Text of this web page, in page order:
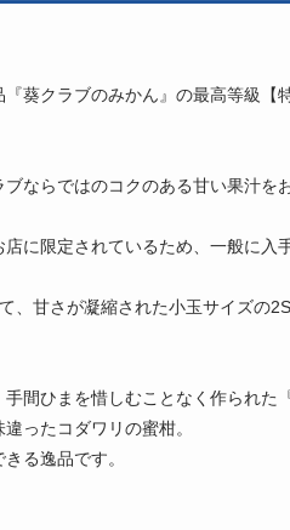
葵クラブのみかん』の最高等級【
ならではのコクのある甘い果汁を
に限定されているため、一般に入
甘さが凝縮された小玉サイズの
間ひまを惜しむことなく作られた
ったコダワリの蜜柑。
る逸品です。